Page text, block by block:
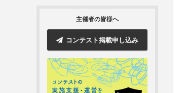
主催者の皆様へ
コンテスト掲載申し込み